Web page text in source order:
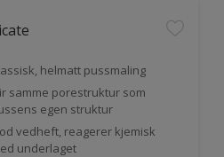
helmatt pussmaling
samme porestruktur som
egen struktur
vedheft, reagerer kjemisk
underlaget